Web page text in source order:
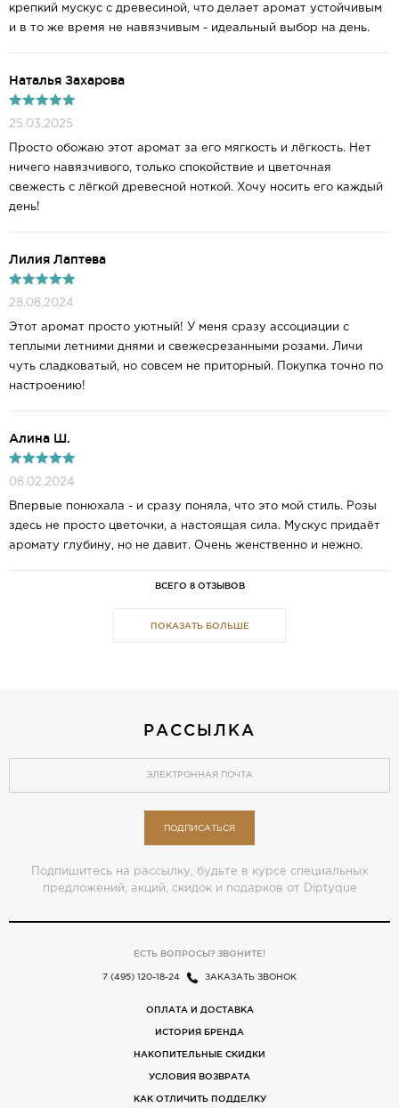
крепкий мускус с древесиной, что делает аромат устойчивым
и в то же время не навязчивым - идеальный выбор на день.
Наталья Захарова
25.03.2025
Просто обожаю этот аромат за его мягкость и лёгкость. Нет
ничего навязчивого, только спокойствие и цветочная
свежесть с лёгкой древесной ноткой. Хочу носить его каждый
день!
Лилия Лаптева
28.08.2024
Этот аромат просто уютный! У меня сразу ассоциации с
теплыми летними днями и свежесрезанными розами. Личи
чуть сладковатый, но совсем не приторный. Покупка точно по
настроению!
Алина Ш.
08.02.2024
Впервые понюхала - и сразу поняла, что это мой стиль. Розы
здесь не просто цветочки, а настоящая сила. Мускус придаёт
аромату глубину, но не давит. Очень женственно и нежно.
ВСЕГО 8 ОТЗЫВОВ
ПОКАЗАТЬ БОЛЬШЕ
РАССЫЛКА
ПОДПИСАТЬСЯ
Подпишитесь на рассылку, будьте в курсе специальных
предложений, акций, скидок и подарков от Diptyque
ЕСТЬ ВОПРОСЫ? ЗВОНИТЕ!
7 (495) 120-18-24 ЗАКАЗАТЬ ЗВОНОК
ОПЛАТА И ДОСТАВКА
ИСТОРИЯ БРЕНДА
НАКОПИТЕЛЬНЫЕ СКИДКИ
УСЛОВИЯ ВОЗВРАТА
КАК ОТЛИЧИТЬ ПОДДЕЛКУ